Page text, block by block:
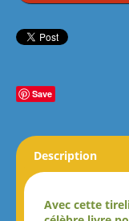
Save
Description
Avec cette